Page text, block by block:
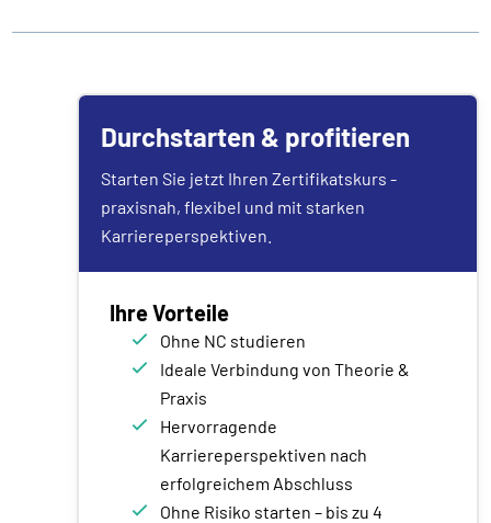
Durchstarten & profitieren
Starten Sie jetzt Ihren Zertifikatskurs -
praxisnah, flexibel und mit starken
Karriereperspektiven.
Ihre Vorteile
Ohne NC studieren
Ideale Verbindung von Theorie &
Praxis
Hervorragende
Karriereperspektiven nach
erfolgreichem Abschluss
Ohne Risiko starten – bis zu 4